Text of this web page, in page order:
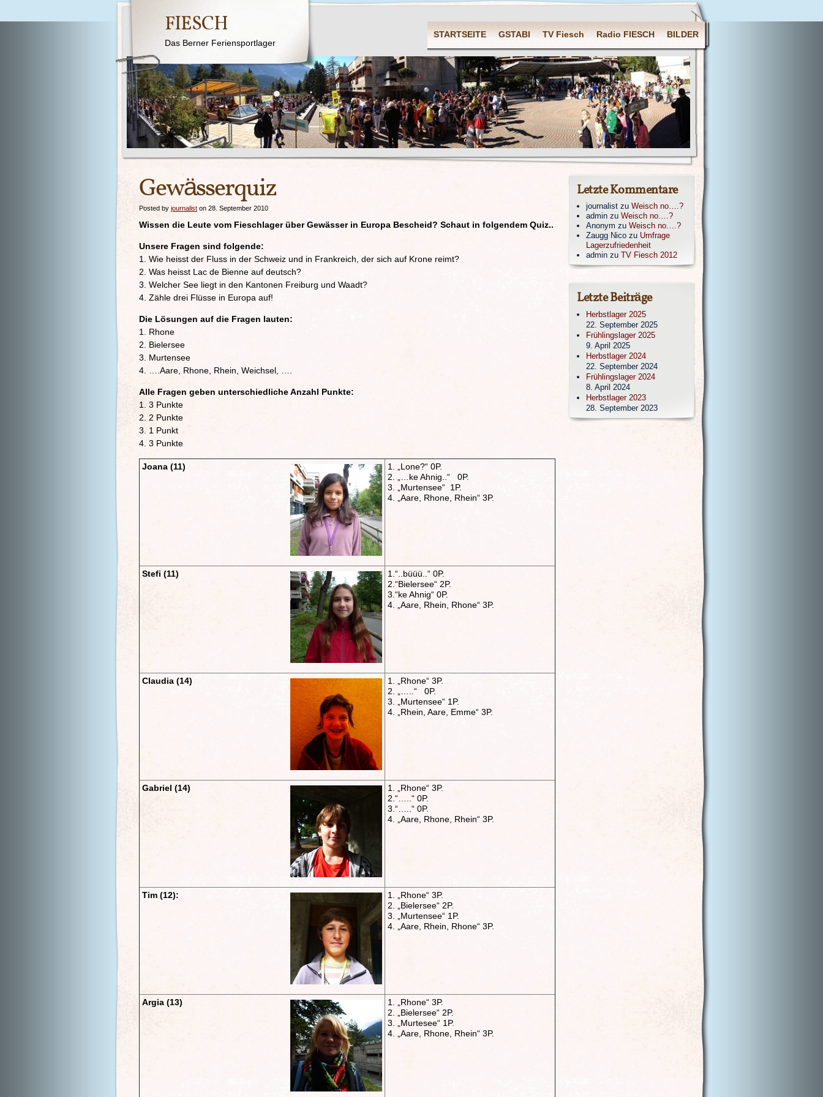
STARTSEITE GSTABI TV Fiesch Radio FIESCH BILDER
FIESCH
Das Berner Feriensportlager
Gewässerquiz
Posted by journalist on 28. September 2010
Wissen die Leute vom Fieschlager über Gewässer in Europa Bescheid? Schaut in folgendem Quiz..
Unsere Fragen sind folgende:
1. Wie heisst der Fluss in der Schweiz und in Frankreich, der sich auf Krone reimt?
2. Was heisst Lac de Bienne auf deutsch?
3. Welcher See liegt in den Kantonen Freiburg und Waadt?
4. Zähle drei Flüsse in Europa auf!
Die Lösungen auf die Fragen lauten:
1. Rhone
2. Bielersee
3. Murtensee
4. ….Aare, Rhone, Rhein, Weichsel, ….
Alle Fragen geben unterschiedliche Anzahl Punkte:
1. 3 Punkte
2. 2 Punkte
3. 1 Punkt
4. 3 Punkte
Joana (11)
1. „Lone?“ 0P.
2. „…ke Ahnig..“ 0P.
3. „Murtensee“ 1P.
4. „Aare, Rhone, Rhein“ 3P.
Stefi (11)
1.“..büüü..“ 0P.
2.“Bielersee“ 2P.
3.“ke Ahnig“ 0P.
4. „Aare, Rhein, Rhone“ 3P.
Claudia (14)
1. „Rhone“ 3P.
2. „…..“ 0P.
3. „Murtensee“ 1P.
4. „Rhein, Aare, Emme“ 3P.
Gabriel (14)
1. „Rhone“ 3P.
2.“…..“ 0P.
3.“…..“ 0P.
4. „Aare, Rhone, Rhein“ 3P.
Tim (12):
1. „Rhone“ 3P.
2. „Bielersee“ 2P.
3. „Murtensee“ 1P.
4. „Aare, Rhein, Rhone“ 3P.
Argia (13)
1. „Rhone“ 3P.
2. „Bielersee“ 2P.
3. „Murtesee“ 1P.
4. „Aare, Rhone, Rhein“ 3P.
Letzte Kommentare
journalist zu Weisch no….?
admin zu Weisch no….?
Anonym zu Weisch no….?
Zaugg Nico zu Umfrage
Lagerzufriedenheit
admin zu TV Fiesch 2012
Letzte Beiträge
Herbstlager 2025
22. September 2025
Frühlingslager 2025
9. April 2025
Herbstlager 2024
22. September 2024
Frühlingslager 2024
8. April 2024
Herbstlager 2023
28. September 2023